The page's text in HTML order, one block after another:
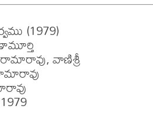
(1979)
వాణిశ్రీ